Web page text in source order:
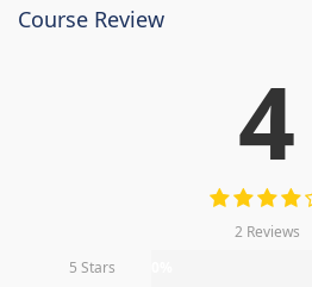
Course Review
4
2 Reviews
5 Stars